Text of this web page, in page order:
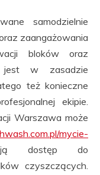
samodzielnie
zaangażowania
bloków oraz
jest w zasadzie
też konieczne
ekipie.
Warszawa może
mycie-
dostęp do
czyszczących.